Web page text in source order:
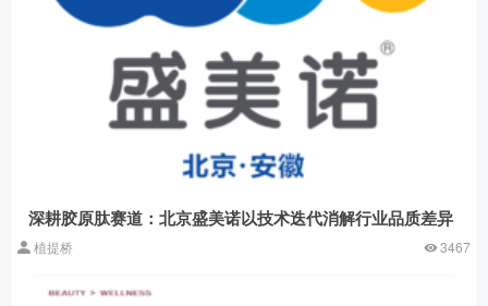
深耕胶原肽赛道：北京盛美诺以技术迭代消解行业品质差异
植提桥 3467